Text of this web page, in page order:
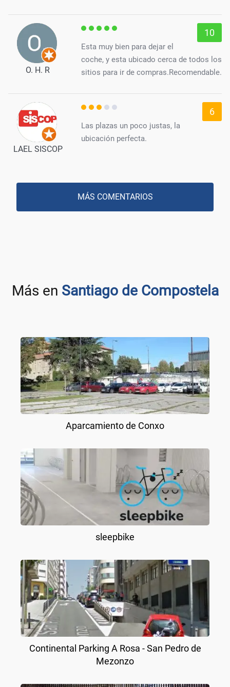
O. H. R
10
Esta muy bien para dejar el
coche, y esta ubicado cerca de todos los
sitios para ir de compras.Recomendable.
LAEL SISCOP
6
Las plazas un poco justas, la
ubicación perfecta.
MÁS COMENTARIOS
Más en Santiago de Compostela
Aparcamiento de Conxo
sleepbike
Continental Parking A Rosa - San Pedro de
Mezonzo